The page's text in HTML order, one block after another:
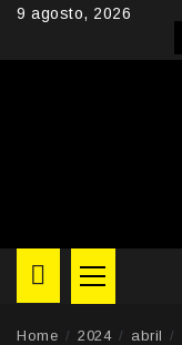
Skip9 agosto, 2026
Primary
Menu
Home 2024 abril